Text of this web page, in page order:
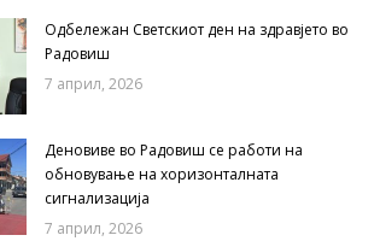
Одбележан Светскиот ден на здравјето во
Радовиш
7 април, 2026
Деновиве во Радовиш се работи на
обновување на хоризонталната
сигнализација
7 април, 2026